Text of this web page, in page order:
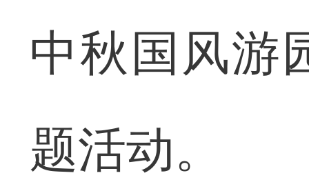
中秋国风游
题活动。